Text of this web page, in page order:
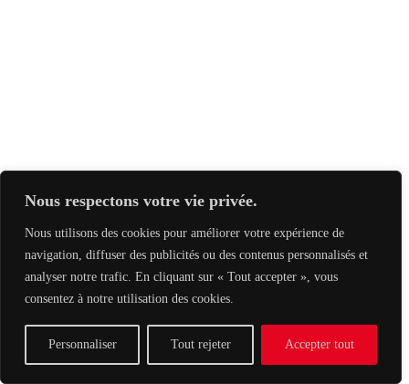
Nous respectons votre vie privée.
Nous utilisons des cookies pour améliorer votre expérience de
navigation, diffuser des publicités ou des contenus personnalisés et
analyser notre trafic. En cliquant sur « Tout accepter », vous
consentez à notre utilisation des cookies.
Personnaliser Tout rejeter Accepter tout